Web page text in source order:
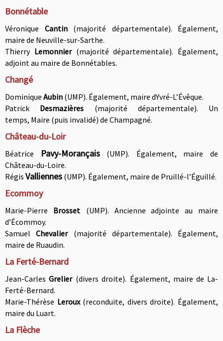
Bonnétable
Véronique Cantin
(majorité départementale). Également,
maire de Neuville-sur-Sarthe.
Thierry Lemonnier (majorité départementale). Également,
adjoint au maire de Bonnétables.
Changé
Dominique Aubin (UMP). Également, maire dYvré-L’Évêque.
Patrick Desmazières
(majorité départementale). Un
temps, Maire (puis invalidé) de Champagné.
Château-du-Loir
Béatrice Pavy-Morançais (UMP). Également, maire de
Château-du-Loire.
Régis Valliennes (UMP). Également, maire de Pruillé-l’Éguillé.
Ecommoy
Marie-Pierre Brosset (UMP). Ancienne adjointe au maire
d’Écommoy.
SamuelChevalier (majorité départementale). Également,
maire de Ruaudin.
La Ferté-Bernard
Jean-CarlesGrelier (divers droite). Également, maire de La-
Ferté-Bernard.
Marie-Thérèse Leroux (reconduite, divers droite). Également,
maire du Luart.
La Flèche